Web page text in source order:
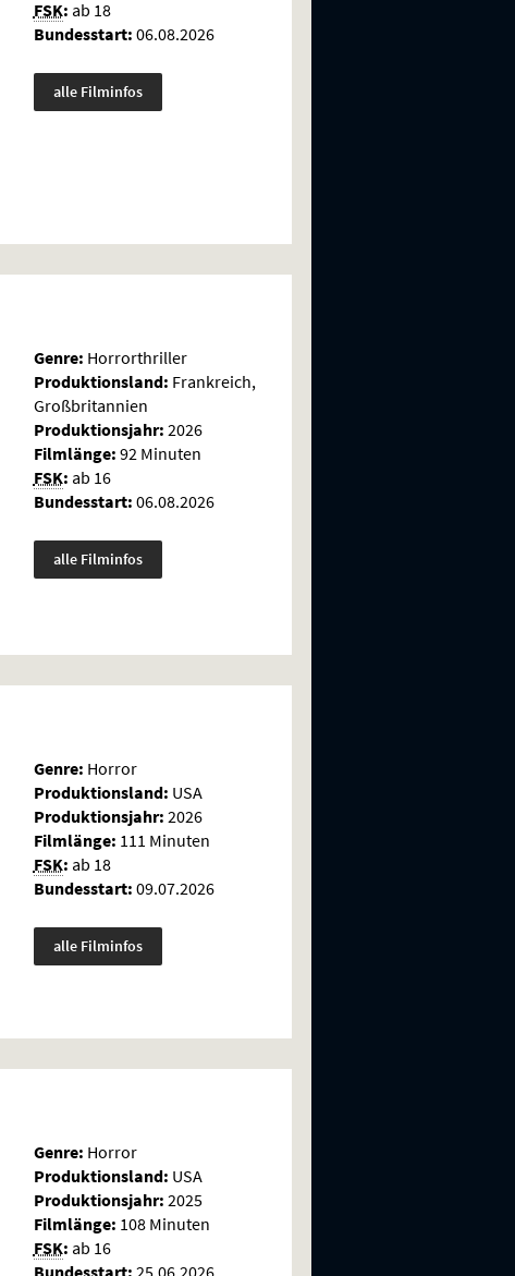
FSK: ab 18
Bundesstart: 06.08.2026
alle Filminfos
Genre: Horrorthriller
Produktionsland: Frankreich,
Großbritannien
Produktionsjahr: 2026
Filmlänge: 92 Minuten
FSK: ab 16
Bundesstart: 06.08.2026
alle Filminfos
Genre: Horror
Produktionsland: USA
Produktionsjahr: 2026
Filmlänge: 111 Minuten
FSK: ab 18
Bundesstart: 09.07.2026
alle Filminfos
Genre: Horror
Produktionsland: USA
Produktionsjahr: 2025
Filmlänge: 108 Minuten
FSK: ab 16
Bundesstart: 25.06.2026